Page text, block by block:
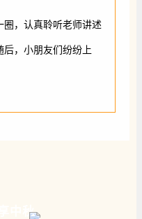
圈，认真聆听老师讲述
后，小朋友们纷纷上
中秋